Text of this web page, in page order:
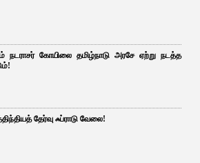
நடராசர் கோயிலை தமிழ்நாடு அரசே ஏற்று நடத்த
தேர்வு ஃப்ராடு வேலை!